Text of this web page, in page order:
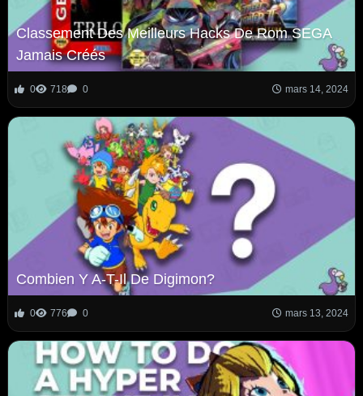
Classement Des Meilleurs Hacks De Rom SEGA
Jamais Créés
0 718 0 mars 14, 2024
Combien Y A-T-Il De Digimon?
0 776 0 mars 13, 2024